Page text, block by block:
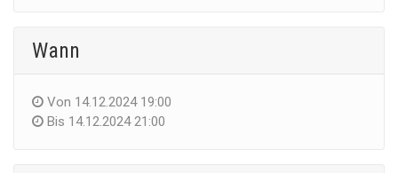
Wann
Von 14.12.2024 19:00
Bis 14.12.2024 21:00